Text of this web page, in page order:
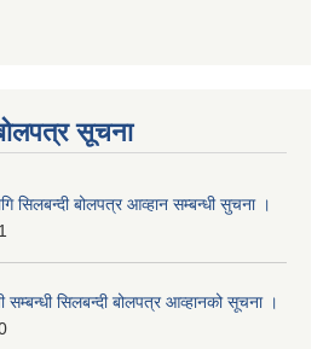
सूचना
सिलबन्दी बोलपत्र आव्हान सम्बन्धी सुचना ।
सिलबन्दी बोलपत्र आव्हानको सूचना ।